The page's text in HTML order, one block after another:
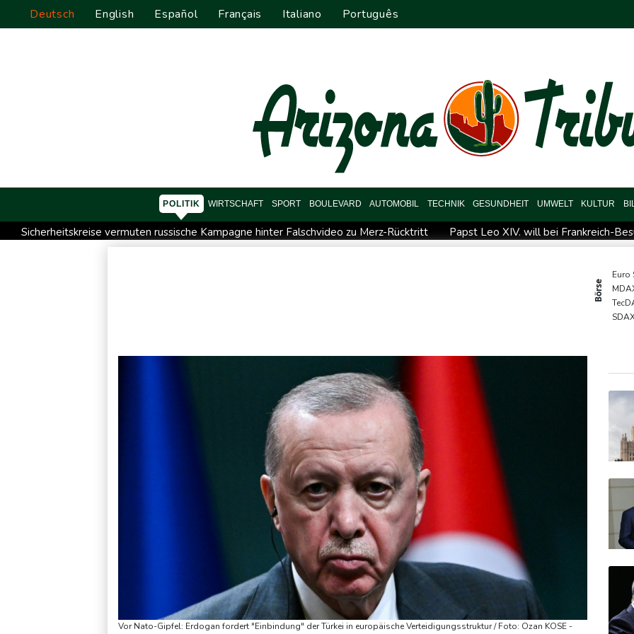
Deutsch English Español Français Italiano Português
POLITIK WIRTSCHAFT SPORT BOULEVARD AUTOMOBIL TECHNIK GESUNDHEIT UMWELT KULTUR
Sicherheitskreise vermuten russische Kampagne hinter Falschvideo zu Merz-Rücktritt
Papst Leo XIV. will bei Frankreich-
Ein Viertel der Reisenden in
Verurteilte Linksextremistin: Bundesgerichtshof bestätigt
Medien: Türkischer Präsident Erdogan zu Dreiergipfel in
Börse
Euro
Vor Nato-Gipfel: Erdogan fordert "Einbindung" der Türkei in europäische Verteidigungsstruktur / Foto: Ozan KOSE -